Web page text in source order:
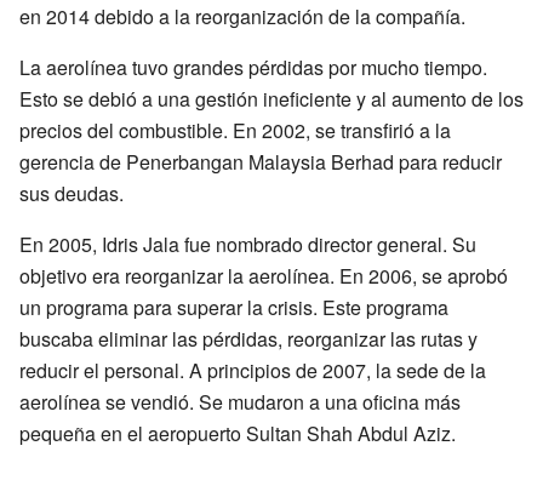
en 2014 debido a la reorganización de la compañía.
La aerolínea tuvo grandes pérdidas por mucho tiempo.
Esto se debió a una gestión ineficiente y al aumento de los
precios del combustible. En 2002, se transfirió a la
gerencia de Penerbangan Malaysia Berhad para reducir
sus deudas.
En 2005, Idris Jala fue nombrado director general. Su
objetivo era reorganizar la aerolínea. En 2006, se aprobó
un programa para superar la crisis. Este programa
buscaba eliminar las pérdidas, reorganizar las rutas y
reducir el personal. A principios de 2007, la sede de la
aerolínea se vendió. Se mudaron a una oficina más
pequeña en el aeropuerto Sultan Shah Abdul Aziz.